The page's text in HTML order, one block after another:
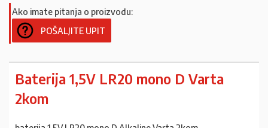
Ako imate pitanja o proizvodu:
POŠALJITE UPIT
Baterija 1,5V LR20 mono D Varta
2kom